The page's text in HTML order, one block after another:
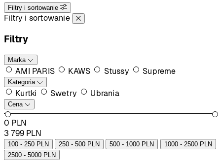
Filtry i sortowanie
Filtry i sortowanie
Filtry
Marka
AMI PARIS KAWS Stussy Supreme
Kategoria
Kurtki Swetry Ubrania
Cena
0 PLN
3 799 PLN
100 - 250 PLN 250 - 500 PLN 500 - 1000 PLN
1000 - 2500 PLN
2500 - 5000 PLN